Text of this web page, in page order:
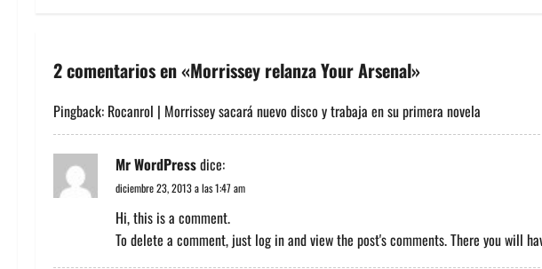
g
a
c
i
ó
2 comentarios en «Morrissey relanza Your Arsenal»
Pingback: Rocanrol | Morrissey sacará nuevo disco y trabaja en su primera novela
Mr WordPressdice:
diciembre 23, 2013 a las 1:47 am
Hi, this is a comment.
To delete a comment, just log in and view the post's comments. There you will